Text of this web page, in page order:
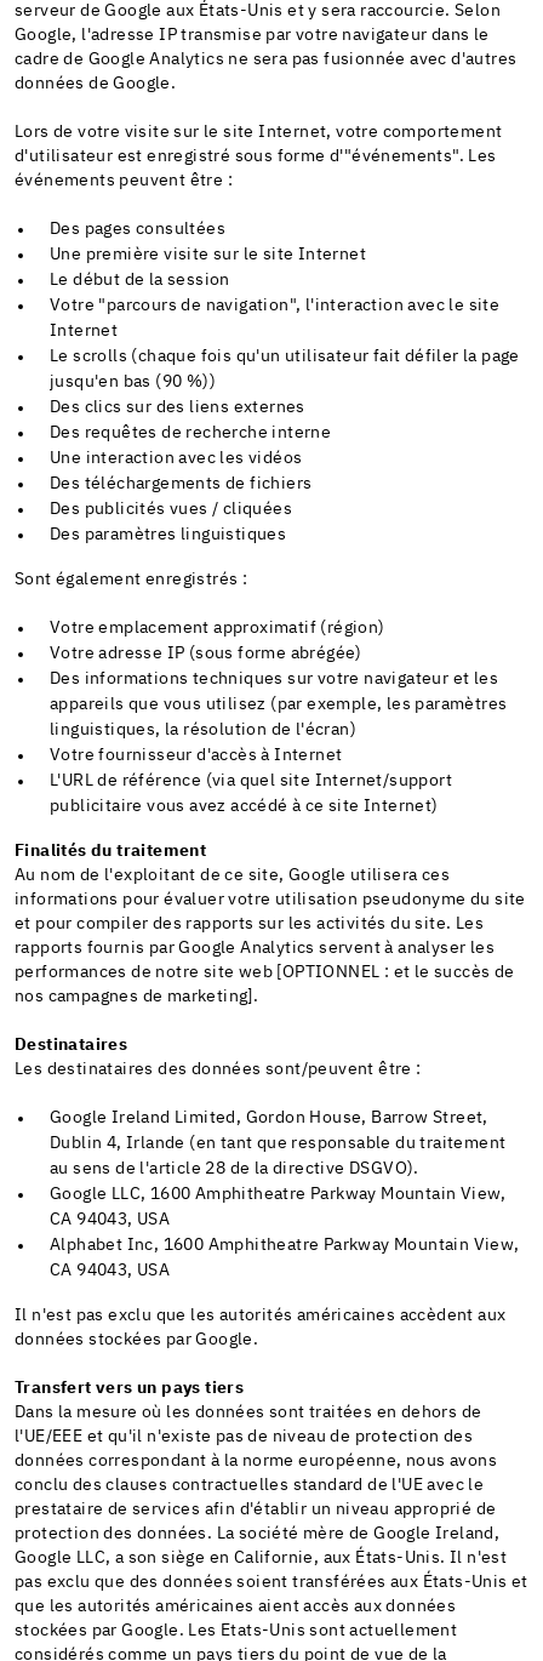
serveur de Google aux États-Unis et y sera raccourcie. Selon
Google, l'adresse IP transmise par votre navigateur dans le
cadre de Google Analytics ne sera pas fusionnée avec d'autres
données de Google.
Lors de votre visite sur le site Internet, votre comportement
d'utilisateur est enregistré sous forme d'"événements". Les
événements peuvent être :
Des pages consultées
Une première visite sur le site Internet
Le début de la session
Votre "parcours de navigation", l'interaction avec le site
Internet
Le scrolls (chaque fois qu'un utilisateur fait défiler la page
jusqu'en bas (90 %))
Des clics sur des liens externes
Des requêtes de recherche interne
Une interaction avec les vidéos
Des téléchargements de fichiers
Des publicités vues / cliquées
Des paramètres linguistiques
Sont également enregistrés :
Votre emplacement approximatif (région)
Votre adresse IP (sous forme abrégée)
Des informations techniques sur votre navigateur et les
appareils que vous utilisez (par exemple, les paramètres
linguistiques, la résolution de l'écran)
Votre fournisseur d'accès à Internet
L'URL de référence (via quel site Internet/support
publicitaire vous avez accédé à ce site Internet)
Finalités du traitement
Au nom de l'exploitant de ce site, Google utilisera ces
informations pour évaluer votre utilisation pseudonyme du site
et pour compiler des rapports sur les activités du site. Les
rapports fournis par Google Analytics servent à analyser les
performances de notre site web [OPTIONNEL : et le succès de
nos campagnes de marketing].
Destinataires
Les destinataires des données sont/peuvent être :
Google Ireland Limited, Gordon House, Barrow Street,
Dublin 4, Irlande (en tant que responsable du traitement
au sens de l'article 28 de la directive DSGVO).
Google LLC, 1600 Amphitheatre Parkway Mountain View,
CA 94043, USA
Alphabet Inc, 1600 Amphitheatre Parkway Mountain View,
CA 94043, USA
Il n'est pas exclu que les autorités américaines accèdent aux
données stockées par Google.
Transfert vers un pays tiers
Dans la mesure où les données sont traitées en dehors de
l'UE/EEE et qu'il n'existe pas de niveau de protection des
données correspondant à la norme européenne, nous avons
conclu des clauses contractuelles standard de l'UE avec le
prestataire de services afin d'établir un niveau approprié de
protection des données. La société mère de Google Ireland,
Google LLC, a son siège en Californie, aux États-Unis. Il n'est
pas exclu que des données soient transférées aux États-Unis et
que les autorités américaines aient accès aux données
stockées par Google. Les Etats-Unis sont actuellement
considérés comme un pays tiers du point de vue de la